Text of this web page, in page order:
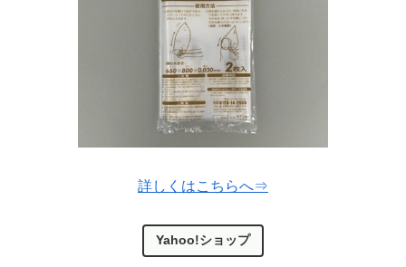
詳しくはこちらへ⇒
Yahoo!ショップ